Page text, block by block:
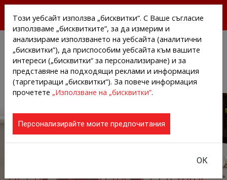
АГЕНЦИИТЕ И КОМПАНИИТЕ
Този уебсайт използва „бисквитки“. С Ваше съгласие
използваме „бисквитките”, за да измерим и
анализираме използването на уебсайта (аналитични
„бисквитки”), да приспособим уебсайта към вашите
интереси („бисквитки“ за персонализиране) и за
представяне на подходящи реклами и информация
(таргетиращи „бисквитки“). За повече информация
прочетете „Използване на „бисквитки”.
Персонализирайте моите предпочитания
ОК